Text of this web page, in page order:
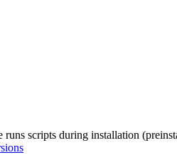
runs scripts during installation